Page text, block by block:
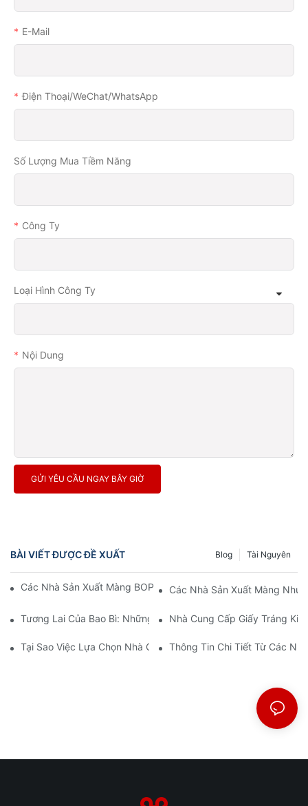
E-Mail
Điện Thoại/WeChat/WhatsApp
Số Lượng Mua Tiềm Năng
Công Ty
Loại Hình Công Ty
Nội Dung
GỬI YÊU CẦU NGAY BÂY GIỜ
BÀI VIẾT ĐƯỢC ĐỀ XUẤT Tài Nguyên
Blog
Các Nhà Sản Xuất Màng BOPP: Xương Sống Của Bao Bì Mềm
Các Nhà Sản Xuất Màng
Tương Lai Của Bao Bì: Những Hiểu Biết Từ Các Nhà Sản Xuất
Nhà Cung Cấp Giấy Tráng
Tại Sao Việc Lựa Chọn Nhà Cung Cấp Màng BOPP Phù Hợp
Thông Tin Chi Tiết Từ Các